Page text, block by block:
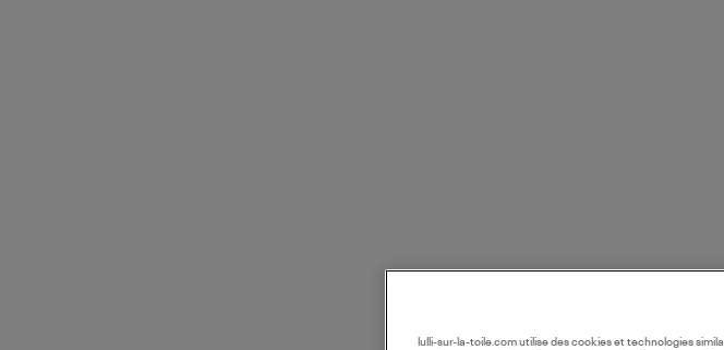
lulli-sur-la-toile.com utilise des cookies et technologies